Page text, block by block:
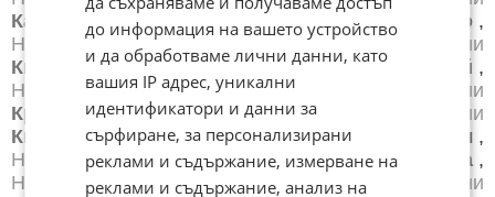
Казанлък
Новини Калофер Новини Карлово ,
Новини
Карнобат , Каспичан
Новини
Китен
,Новини Кнежа , Новини Козлодуй ,
Новини
Копривщица ,Новини
Новини
Кресна
,Новини Кърджали
Новини
Кюстендил ,Новини Летница ,Новини Ловеч ,
Новини
Лом ,Новини Луковит ,Новини Мездра ,
Новини
Монтана , Новини Несебър
Новини
до информация на вашето устройство
и да обработваме лични данни, като
вашия IP адрес, уникални
идентификатори и данни за
сърфиране, за персонализирани
реклами и съдържание, измерване на
реклами и съдържание, анализ на